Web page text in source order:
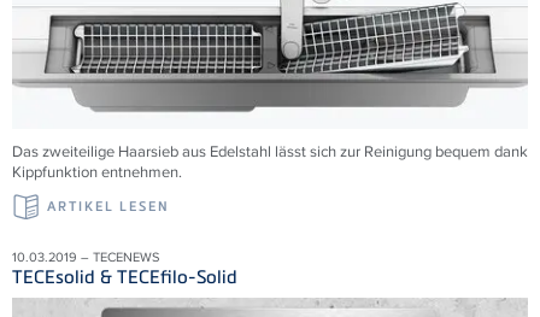
Das zweiteilige Haarsieb aus Edelstahl lässt sich zur Reinigung bequem dank
Kippfunktion entnehmen.
ARTIKEL LESEN
10.03.2019 – TECENEWS
TECEsolid & TECEfilo-Solid